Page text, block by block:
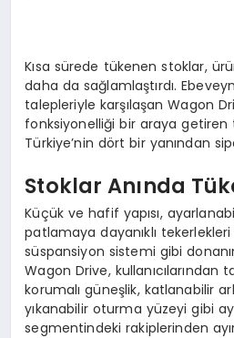
Kısa sürede tükenen stoklar,
daha da sağlamlaştırdı.
talepleriyle karşılaşan Wagon
fonksiyonelliği bir araya getiren
Türkiye’nin dört bir yanından
Stoklar Anında
Küçük ve hafif yapısı,
patlamaya dayanıklı
süspansiyon sistemi gibi
Wagon Drive, kullanıcılarından
korumalı güneşlik, katlanabilir
yıkanabilir oturma yüzeyi gibi
segmentindeki rakiplerinden